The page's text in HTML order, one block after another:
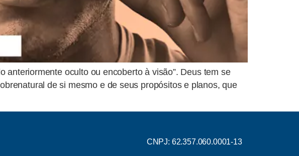
anteriormente oculto ou encoberto à visão”. Deus tem se
de si mesmo e de seus propósitos e planos, que
CNPJ: 62.357.060.0001-13